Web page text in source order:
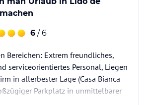
6 / 6
Bereichen: Extrem freundliches,
serviceorientiertes Personal, Liegen
in allerbester Lage (Casa Bianca
Parkplatz in unmittelbarer